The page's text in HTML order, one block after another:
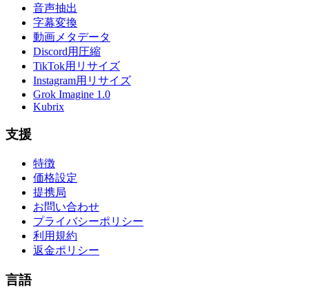
音声抽出
字幕変換
動画メタデータ
Discord用圧縮
TikTok用リサイズ
Instagram用リサイズ
Grok Imagine 1.0
Kubrix
支援
特徴
価格設定
提携局
お問い合わせ
プライバシーポリシー
利用規約
返金ポリシー
言語